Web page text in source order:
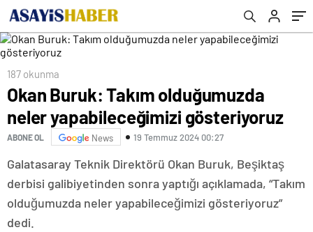
187 okunma
Okan Buruk: Takım olduğumuzda
neler yapabileceğimizi gösteriyoruz
ABONE OL News 19 Temmuz 2024 00:27
Galatasaray Teknik Direktörü Okan Buruk, Beşiktaş
derbisi galibiyetinden sonra yaptığı açıklamada, “Takım
olduğumuzda neler yapabileceğimizi gösteriyoruz”
dedi.
verildi